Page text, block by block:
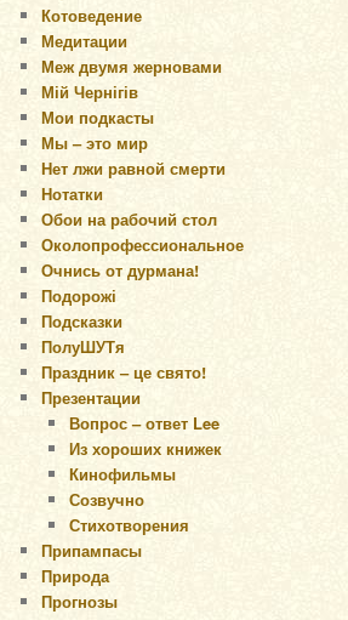
Котоведение
Медитации
Меж двумя жерновами
Мій Чернігів
Мои подкасты
Мы – это мир
Нет лжи равной смерти
Нотатки
Обои на рабочий стол
Околопрофессиональное
Очнись от дурмана!
Подорожі
Подсказки
ПолуШУТя
Праздник – це свято!
Презентации
Вопрос – ответ Lee
Из хороших книжек
Кинофильмы
Созвучно
Стихотворения
Припампасы
Природа
Прогнозы